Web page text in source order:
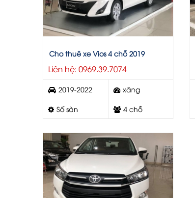
Cho thuê xe Vios 4 chỗ 2019
Liên hệ: 0969.39.7074
2019-2022 xăng
Số sàn 4 chỗ